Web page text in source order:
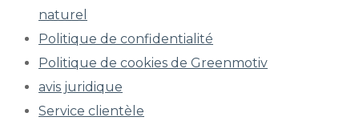
naturel
Politique de confidentialité
Politique de cookies de Greenmotiv
avis juridique
Service clientèle